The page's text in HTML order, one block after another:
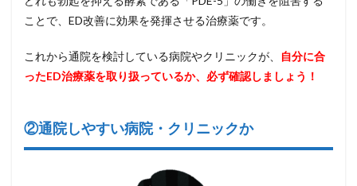
ことで、ED改善に効果を発揮させる治療薬です。
これから通院を検討している病院やクリニックが、
自分に合
ったED治療薬を取り扱っているか、必ず確認しましょう！
②通院しやすい病院・クリニックか